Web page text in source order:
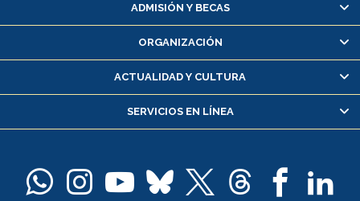
Inscripción y cambio de asignaturas
Consulta y certificado de notas
Servicio médico y dental
Pago de arancel y crédito alumnos
Docentes
ADMISIÓN Y BECAS
ORGANIZACIÓN
ACTUALIDAD Y CULTURA
SERVICIOS EN LÍNEA